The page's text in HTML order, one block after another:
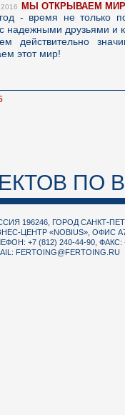
МЫ ОТКРЫВАЕМ МИР
- время не только
надежными друзьями и
действительно
этот мир!
ПО
196246, ГОРОД САНКТ-
ЦЕНТР «NOBIUS», ОФИС
+7 (812) 240-44-90, ФАКС:
FERTOING@FERTOING.RU